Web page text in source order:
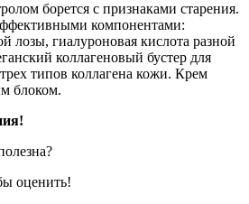
борется с признаками старения.
компонентами:
лозы, гиалуроновая кислота разной
коллагеновый бустер для
типов коллагена кожи. Крем
блоком.
оценить!